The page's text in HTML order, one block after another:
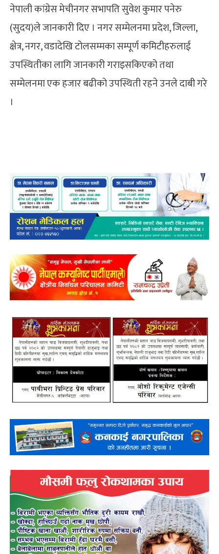
नेपाली कांग्रेस मेचीनगर सभापति सुवेश कुमार पनेरु
(सुदय)ले जानकारी दिए । नगर सम्मेलनमा प्रदेश, जिल्ला,
क्षेत्र, नगर, वडादेखि टोलसम्मका सम्पूर्ण कमिटीहरुलाई
उपस्थितीका लागि जानकारी गराइसकिएको तथा
सम्मेलनमा एक हजार बढीको उपस्थिती रहने उनले दाबी गरे
।